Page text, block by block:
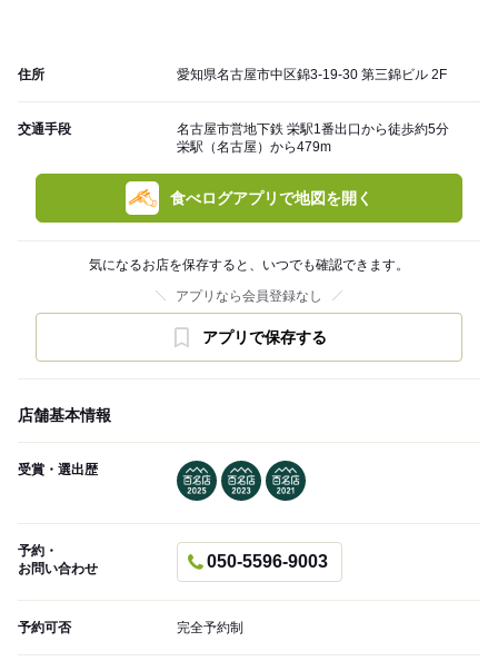
住所 愛知県名古屋市中区錦3-19-30 第三錦ビル 2F
交通手段
名古屋市営地下鉄 栄駅1番出口から徒歩約5分
栄駅（名古屋）から479m
食べログアプリで地図を開く
気になるお店を保存すると、いつでも確認できます。
アプリなら会員登録なし
アプリで保存する
店舗基本情報
受賞・選出歴
予約・
お問い合わせ
050-5596-9003
予約可否 完全予約制